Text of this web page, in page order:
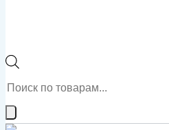
Поиск
товаров